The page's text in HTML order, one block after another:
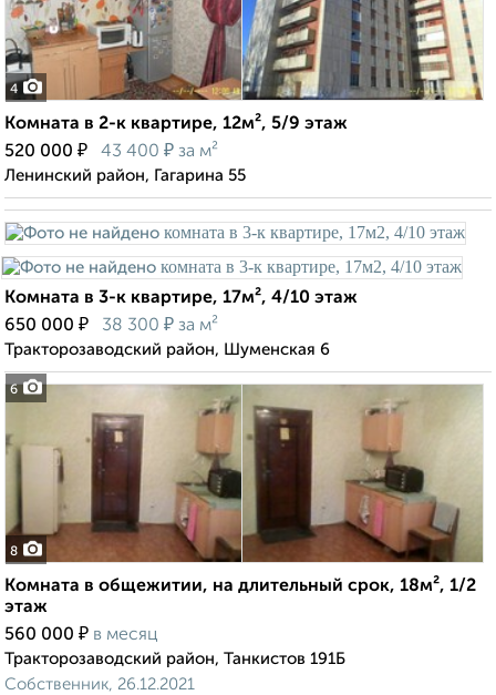
4
Комната в 2-к квартире, 12м², 5/9 этаж
520 000 ₽ 43 400 ₽ за м²
Ленинский район, Гагарина 55
6
Комната в 3-к квартире, 17м², 4/10 этаж
650 000 ₽ 38 300 ₽ за м²
Тракторозаводский район, Шуменская 6
8
Комната в общежитии, на длительный срок, 18м², 1/2
этаж
560 000 ₽ в месяц
Тракторозаводский район, Танкистов 191Б
Собственник, 26.12.2021